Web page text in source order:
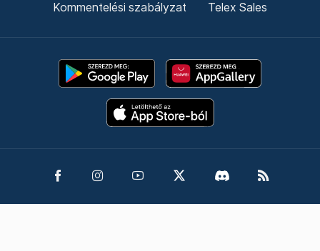
Kommentelési szabályzat Telex Sales